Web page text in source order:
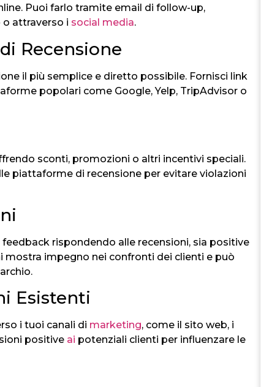
Puoi farlo tramite email di follow-up,
attraverso i social media.
Recensione
il più semplice e diretto possibile. Fornisci link
popolari come Google, Yelp, TripAdvisor o
sconti, promozioni o altri incentivi speciali.
piattaforme di recensione per evitare violazioni
rispondendo alle recensioni, sia positive
mostra impegno nei confronti dei clienti e può
Esistenti
i tuoi canali di marketing, come il sito web, i
positive ai potenziali clienti per influenzare le